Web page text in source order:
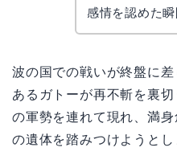
感情を認めた
波の国での戦いが終盤に
あるガトーが再不斬を裏
の軍勢を連れて現れ、満
の遺体を踏みつけようとし